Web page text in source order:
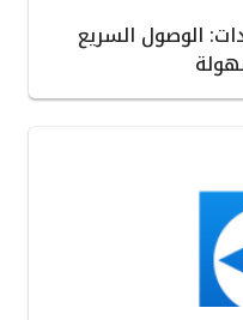
الوصول السريع